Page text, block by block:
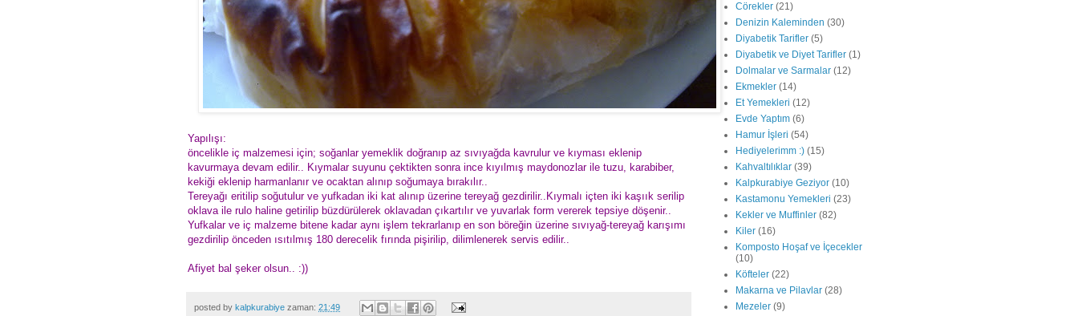
Yapılışı:
öncelikle iç malzemesi için; soğanlar yemeklik doğranıp az sıvıyağda kavrulur ve kıyması eklenip
kavurmaya devam edilir.. Kıymalar suyunu çektikten sonra ince kıyılmış maydonozlar ile tuzu, karabiber,
kekiği eklenip harmanlanır ve ocaktan alınıp soğumaya bırakılır..
Tereyağı eritilip soğutulur ve yufkadan iki kat alınıp üzerine tereyağ gezdirilir..Kıymalı içten iki kaşıık serilip
oklava ile rulo haline getirilip büzdürülerek oklavadan çıkartılır ve yuvarlak form vererek tepsiye döşenir..
Yufkalar ve iç malzeme bitene kadar aynı işlem tekrarlanıp en son böreğin üzerine sıvıyağ-tereyağ karışımı
gezdirilip önceden ısıtılmış 180 derecelik fırında pişirilip, dilimlenerek servis edilir..
Afiyet bal şeker olsun.. :))
posted by kalpkurabiye zaman: 21:49
Cörekler (21)
Denizin Kaleminden (30)
Diyabetik Tarifler (5)
Diyabetik ve Diyet Tarifler (1)
Dolmalar ve Sarmalar (12)
Ekmekler (14)
Et Yemekleri (12)
Evde Yaptım (6)
Hamur İşleri (54)
Hediyelerimm :) (15)
Kahvaltılıklar (39)
Kalpkurabiye Geziyor (10)
Kastamonu Yemekleri (23)
Kekler ve Muffinler (82)
Kiler (16)
Komposto Hoşaf ve İçecekler
(10)
Köfteler (22)
Makarna ve Pilavlar (28)
Mezeler (9)